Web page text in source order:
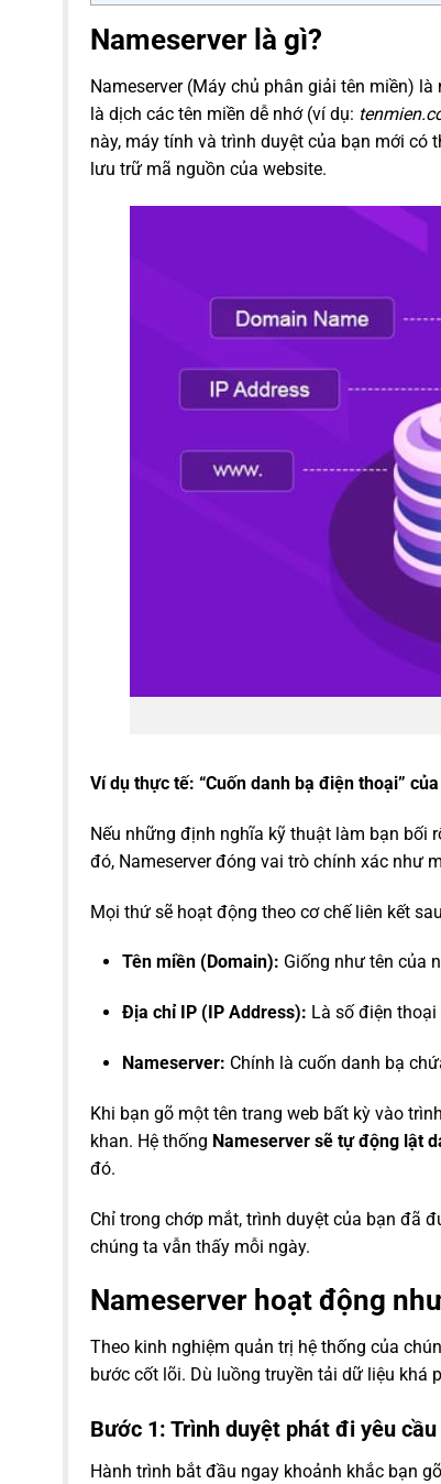
Nameserver là gì?
Nameserver (Máy chủ phân giải tên miền)
là dịch các tên miền dễ nhớ (ví dụ:
này, máy tính và trình duyệt của bạn mới
lưu trữ mã nguồn của website.
Ví dụ thực tế: “Cuốn danh bạ điện thoại”
Nếu những định nghĩa kỹ thuật làm bạn bối
đó, Nameserver đóng vai trò chính xác như
Mọi thứ sẽ hoạt động theo cơ chế liên kết
Tên miền (Domain): Giống như tên của
Địa chỉ IP (IP Address): Là số điện
Nameserver: Chính là cuốn danh bạ
Khi bạn gõ một tên trang web bất kỳ vào
khan. Hệ thống Nameserver sẽ tự động lật
đó.
Chỉ trong chớp mắt, trình duyệt của bạn đã
chúng ta vẫn thấy mỗi ngày.
Nameserver hoạt động
Theo kinh nghiệm quản trị hệ thống của
bước cốt lõi. Dù luồng truyền tải dữ liệu khá
Bước 1: Trình duyệt phát đi yêu
Hành trình bắt đầu ngay khoảnh khắc bạn